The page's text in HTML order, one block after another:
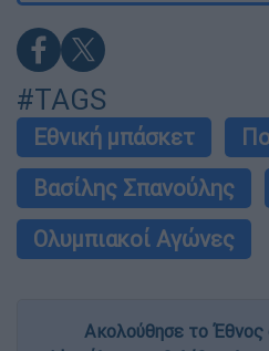
#TAGS
Εθνική μπάσκετ
Βασίλης Σπανούλης
Ολυμπιακοί Αγώνες
Ακολούθησε το Έθνος